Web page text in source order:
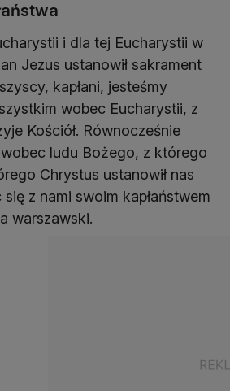
i dla tej Eucharystii w
Jezus ustanowił sakrament
kapłani, jesteśmy
wobec Eucharystii, z
Kościół. Równocześnie
wobec ludu Bożego, z którego
Chrystus ustanowił nas
się z nami swoim kapłaństwem
warszawski.